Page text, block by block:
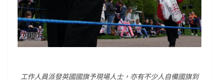
工作人員派發英國國旗予現場人士，亦有不少人自備國旗到